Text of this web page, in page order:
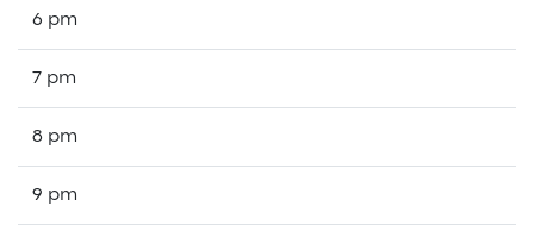
6 pm
7 pm
8 pm
9 pm